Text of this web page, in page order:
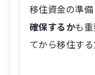
移住資金の準
確保するかも
てから移住する